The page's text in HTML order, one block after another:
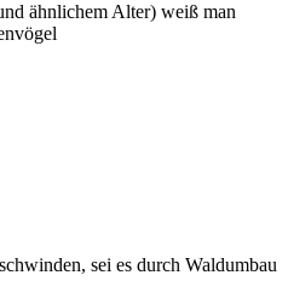
ähnlichem Alter) weiß man
sei es durch Waldumbau